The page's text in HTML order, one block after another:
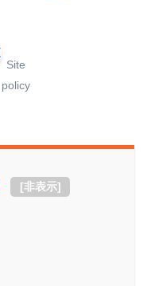
Site
policy
[非表示]